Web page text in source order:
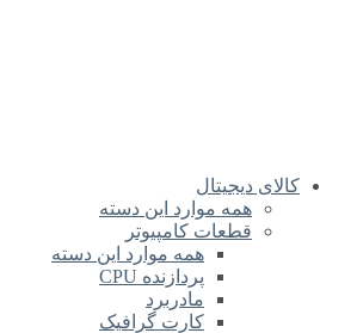
کالای دیجیتال
همه موارد این دسته
قطعات کامپیوتر
همه موارد این دسته
پردازنده CPU
مادربرد
کارت گرافیک